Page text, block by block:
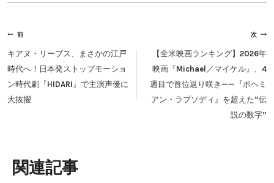
投
稿
ナ
ビ
ゲ
ン
前
キアヌ・リーブス、まさかの江戸
時代へ！日本発ストップモーショ
ン時代劇『HIDARI』で主演声優に
大抜擢
次
【全米映画ランキング】2026年
映画『Michael／マイケル』、4
週目で首位返り咲き——『ボヘミ
アン・ラプソディ』を超えた”伝
説の数字”
類似投稿